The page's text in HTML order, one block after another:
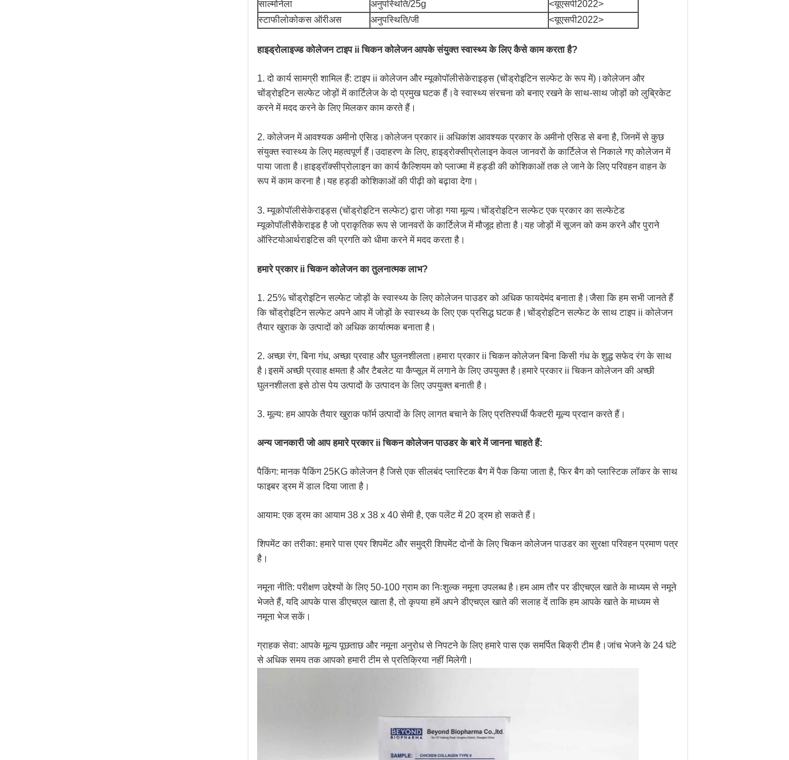
साल्मोनेला
अनुपस्थिति/25g
<यूएसपी2022>
स्टाफीलोकोकस ऑरीअस
अनुपस्थिति/जी <यूएसपी2022>
हाइड्रोलाइज्ड कोलेजन टाइप ii चिकन कोलेजन आपके संयुक्त स्वास्थ्य के लिए कैसे काम करता है?
1. दो कार्य सामग्री शामिल हैं: टाइप ii कोलेजन और म्यूकोपॉलीसेकेराइड्स (चोंड्रोइटिन सल्फेट के रूप में)।कोलेजन और
चोंड्रोइटिन सल्फेट जोड़ों में कार्टिलेज के दो प्रमुख घटक हैं।वे स्वास्थ्य संरचना को बनाए रखने के साथ-साथ जोड़ों को लुब्रिकेट
करने में मदद करने के लिए मिलकर काम करते हैं।
2. कोलेजन में आवश्यक अमीनो एसिड।कोलेजन प्रकार ii अधिकांश आवश्यक प्रकार के अमीनो एसिड से बना है, जिनमें से कुछ
संयुक्त स्वास्थ्य के लिए महत्वपूर्ण हैं।उदाहरण के लिए, हाइड्रोक्सीप्रोलाइन केवल जानवरों के कार्टिलेज से निकाले गए कोलेजन में
पाया जाता है।हाइड्रॉक्सीप्रोलाइन का कार्य कैल्शियम को प्लाज्मा में हड्डी की कोशिकाओं तक ले जाने के लिए परिवहन वाहन के
रूप में काम करना है।यह हड्डी कोशिकाओं की पीढ़ी को बढ़ावा देगा।
3. म्यूकोपॉलीसेकेराइड्स (चोंड्रोइटिन सल्फेट) द्वारा जोड़ा गया मूल्य।चोंड्रोइटिन सल्फेट एक प्रकार का सल्फेटेड
म्यूकोपॉलीसैकेराइड है जो प्राकृतिक रूप से जानवरों के कार्टिलेज में मौजूद होता है।यह जोड़ों में सूजन को कम करने और पुराने
ऑस्टियोआर्थराइटिस की प्रगति को धीमा करने में मदद करता है।
हमारे प्रकार ii चिकन कोलेजन का तुलनात्मक लाभ?
1. 25% चोंड्रोइटिन सल्फेट जोड़ों के स्वास्थ्य के लिए कोलेजन पाउडर को अधिक फायदेमंद बनाता है।जैसा कि हम सभी जानते हैं
कि चोंड्रोइटिन सल्फेट अपने आप में जोड़ों के स्वास्थ्य के लिए एक प्रसिद्ध घटक है।चोंड्रोइटिन सल्फेट के साथ टाइप ii कोलेजन
तैयार खुराक के उत्पादों को अधिक कार्यात्मक बनाता है।
2. अच्छा रंग, बिना गंध, अच्छा प्रवाह और घुलनशीलता।हमारा प्रकार ii चिकन कोलेजन बिना किसी गंध के शुद्ध सफेद रंग के साथ
है।इसमें अच्छी प्रवाह क्षमता है और टैबलेट या कैप्सूल में लगाने के लिए उपयुक्त है।हमारे प्रकार ii चिकन कोलेजन की अच्छी
घुलनशीलता इसे ठोस पेय उत्पादों के उत्पादन के लिए उपयुक्त बनाती है।
3. मूल्य: हम आपके तैयार खुराक फॉर्म उत्पादों के लिए लागत बचाने के लिए प्रतिस्पर्धी फैक्टरी मूल्य प्रदान करते हैं।
अन्य जानकारी जो आप हमारे प्रकार ii चिकन कोलेजन पाउडर के बारे में जानना चाहते हैं:
पैकिंग: मानक पैकिंग 25KG कोलेजन है जिसे एक सीलबंद प्लास्टिक बैग में पैक किया जाता है, फिर बैग को प्लास्टिक लॉकर के साथ
फाइबर ड्रम में डाल दिया जाता है।
आयाम: एक ड्रम का आयाम 38 x 38 x 40 सेमी है, एक पलेंट में 20 ड्रम हो सकते हैं।
शिपमेंट का तरीका: हमारे पास एयर शिपमेंट और समुद्री शिपमेंट दोनों के लिए चिकन कोलेजन पाउडर का सुरक्षा परिवहन प्रमाण पत्र
है।
नमूना नीति: परीक्षण उद्देश्यों के लिए 50-100 ग्राम का निःशुल्क नमूना उपलब्ध है।हम आम तौर पर डीएचएल खाते के माध्यम से नमूने
भेजते हैं, यदि आपके पास डीएचएल खाता है, तो कृपया हमें अपने डीएचएल खाते की सलाह दें ताकि हम आपके खाते के माध्यम से
नमूना भेज सकें।
ग्राहक सेवा: आपके मूल्य पूछताछ और नमूना अनुरोध से निपटने के लिए हमारे पास एक समर्पित बिक्री टीम है।जांच भेजने के 24 घंटे
से अधिक समय तक आपको हमारी टीम से प्रतिक्रिया नहीं मिलेगी।